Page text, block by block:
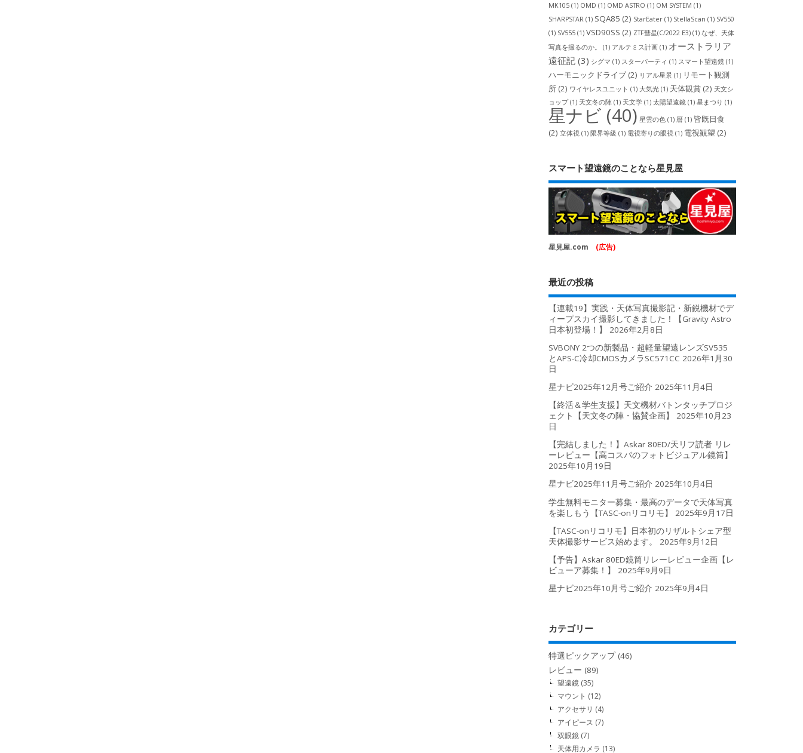
MK105 (1) OMD (1) OMD ASTRO (1) OM SYSTEM (1)
SHARPSTAR (1) SQA85 (2) StarEater (1) StellaScan (1) SV550
(1) SV555 (1) VSD90SS (2) ZTF彗星(C/2022 E3) (1) なぜ、天体
写真を撮るのか。
(1) アルテミス計画 (1) オーストラリア
遠征記 (3) シグマ (1) スターパーティ (1) スマート望遠鏡 (1)
ハーモニックドライブ (2) リアル星景 (1) リモート観測
所 (2) ワイヤレスユニット (1) 大気光 (1) 天体観賞 (2) 天文シ
ョップ(1) 天文冬の陣 (1) 天文学 (1) 太陽望遠鏡 (1) 星まつり (1)
星ナビ (40) 星雲の色 (1) 暦 (1) 皆既日食
(2) 立体視 (1) 限界等級 (1) 電視寄りの眼視 (1) 電視観望 (2)
スマート望遠鏡のことなら星見屋
星見屋.com (広告)
最近の投稿
【連載19】実践・天体写真撮影記・新鋭機材でデ
ィープスカイ撮影してきました！【Gravity Astro
日本初登場！】
2026年2月8日
SVBONY 2つの新製品・超軽量望遠レンズSV535
とAPS-C冷却CMOSカメラSC571CC 2026年1月30
日
星ナビ2025年12月号ご紹介 2025年11月4日
【終活＆学生支援】天文機材バトンタッチプロジ
ェクト【天文冬の陣・協賛企画】
2025年10月23
日
【完結しました！】Askar 80ED/天リフ読者 リレ
ーレビュー【高コスパのフォトビジュアル鏡筒】
2025年10月19日
星ナビ2025年11月号ご紹介 2025年10月4日
学生無料モニター募集・最高のデータで天体写真
を楽しもう【TASC-onリコリモ】
2025年9月17日
【TASC-onリコリモ】日本初のリザルトシェア型
天体撮影サービス始めます。
2025年9月12日
【予告】Askar 80ED鏡筒リレーレビュー企画【レ
ビューア募集！】
2025年9月9日
星ナビ2025年10月号ご紹介 2025年9月4日
カテゴリー
特選ピックアップ(46)
レビュー (89)
望遠鏡 (35)
マウント (12)
アクセサリ (4)
アイピース (7)
双眼鏡 (7)
天体用カメラ (13)